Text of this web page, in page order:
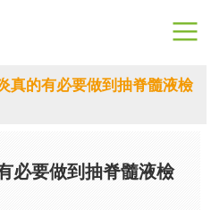
真的有必要做到抽脊髓液檢
必要做到抽脊髓液檢